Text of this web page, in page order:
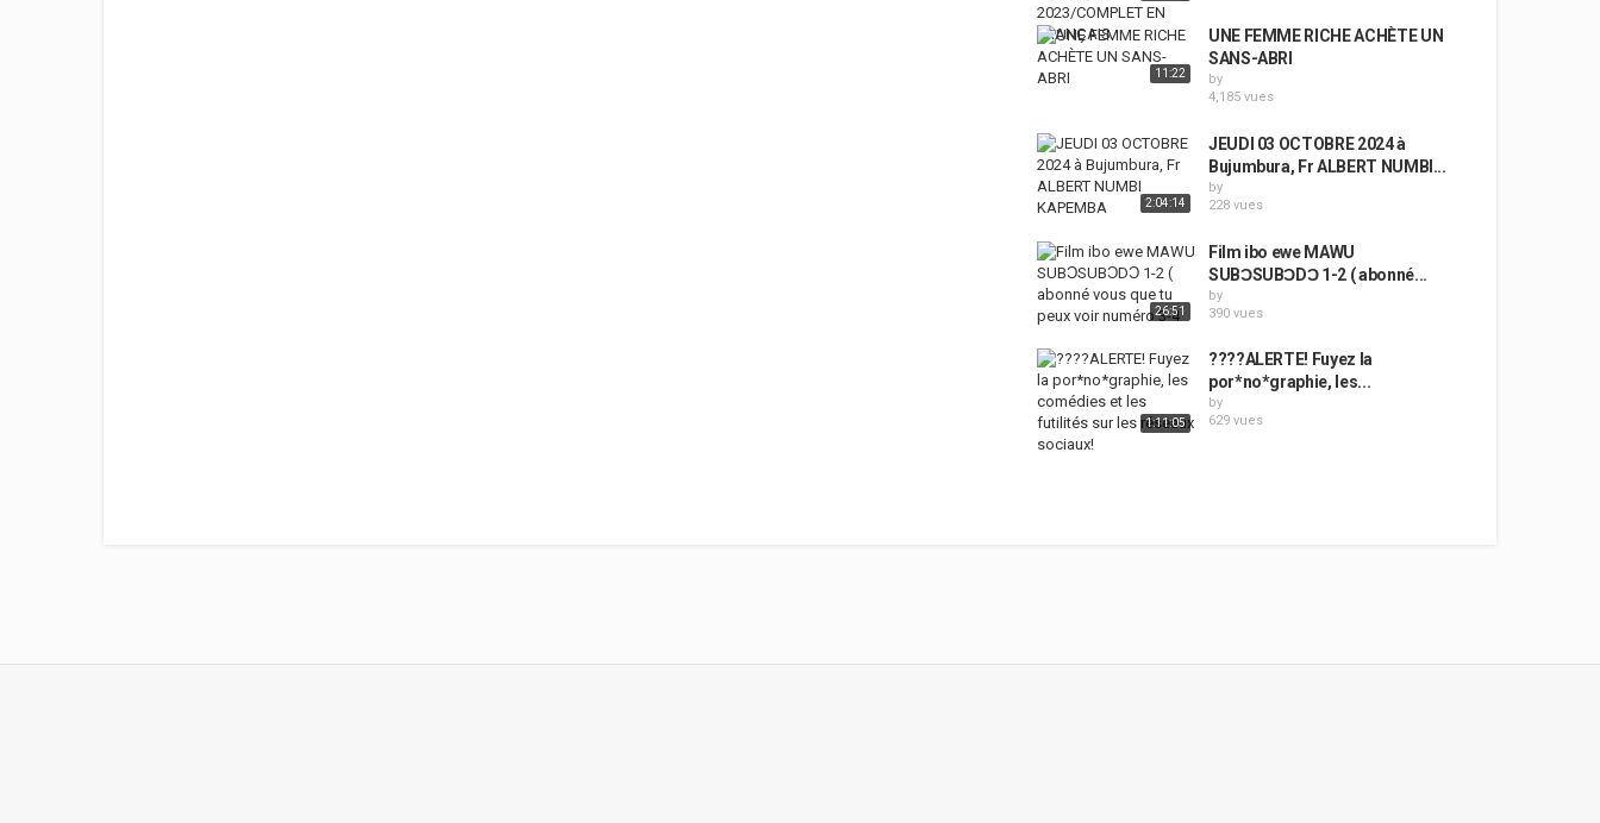
11:22
UNE FEMME RICHE ACHÈTE UN
SANS-ABRI
by
4,185 vues
2:04:14
JEUDI 03 OCTOBRE 2024 à
Bujumbura, Fr ALBERT NUMBI...
by
228 vues
26:51
Film ibo ewe MAWU
SUBƆSUBƆDƆ 1-2 ( abonné...
by
390 vues
1:11:05
????ALERTE! Fuyez la
por*no*graphie, les...
by
629 vues